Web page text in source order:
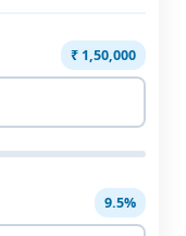
₹ 1,50,000
9.5%